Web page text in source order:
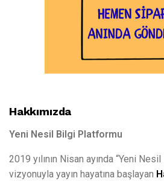
Hakkımızda
Yeni Nesil Bilgi Platformu
2019 yılının Nisan ayında “Yeni
vizyonuyla yayın hayatına başlayan